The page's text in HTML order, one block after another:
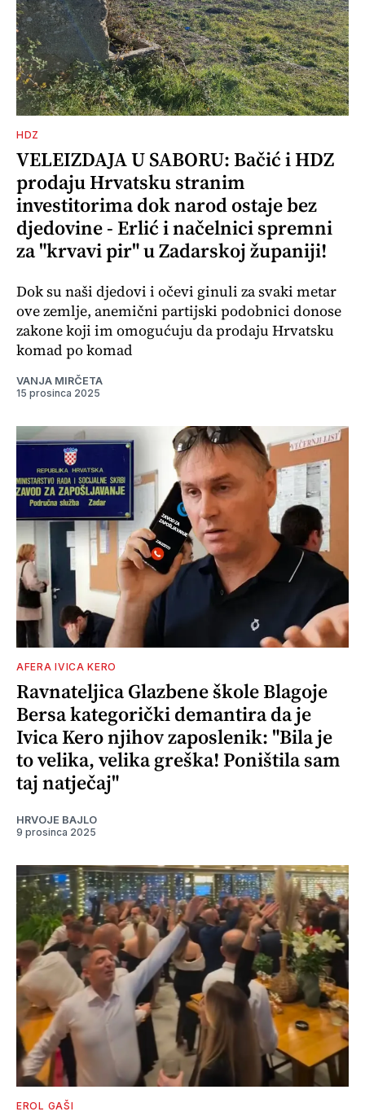
HDZ
VELEIZDAJA U SABORU: Bačić i HDZ
prodaju Hrvatsku stranim
investitorima dok narod ostaje bez
djedovine - Erlić i načelnici spremni
za "krvavi pir" u Zadarskoj županiji!
Dok su naši djedovi i očevi ginuli za svaki metar
ove zemlje, anemični partijski podobnici donose
zakone koji im omogućuju da prodaju Hrvatsku
komad po komad
VANJA MIRČETA
15 prosinca 2025
AFERA IVICA KERO
Ravnateljica Glazbene škole Blagoje
Bersa kategorički demantira da je
Ivica Kero njihov zaposlenik: "Bila je
to velika, velika greška! Poništila sam
taj natječaj"
HRVOJE BAJLO
9 prosinca 2025
EROL GAŠI